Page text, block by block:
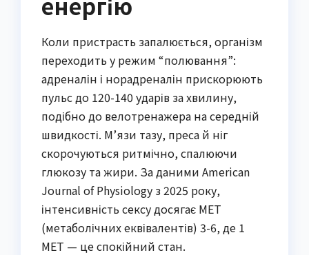
Коли пристрасть запалюється, організм
переходить у режим “полювання”:
адреналін і норадреналін прискорюють
пульс до 120-140 ударів за хвилину,
подібно до велотренажера на середній
швидкості. М’язи тазу, преса й ніг
скорочуються ритмічно, спалюючи
глюкозу та жири. За даними American
Journal of Physiology з 2025 року,
інтенсивність сексу досягає MET
(метаболічних еквівалентів) 3-6, де 1
MET — це спокійний стан.